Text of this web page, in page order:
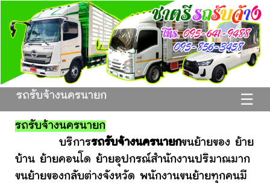
☰
รถรับจ้างนครนายก
รถรับจ้างนครนายก
บริการรถรับจ้างนครนายกขนย้ายของ ย้าย
บ้าน ย้ายคอนโด ย้ายอุปกรณ์สำนักงานปริมาณมาก
ขนย้ายของกลับต่างจังหวัด พนักงานขนย้ายทุกคนมี